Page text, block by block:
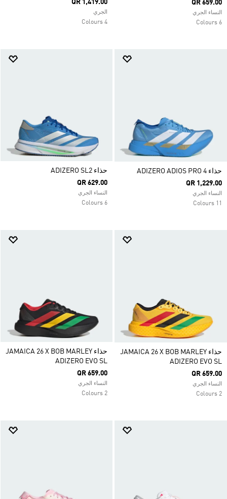
QR 659.00
النساء الجري
6 Colours
QR 1,419.00
الجري
4 Colours
حذاء ADIZERO ADIOS PRO 4
QR 1,229.00
النساء الجري
11 Colours
حذاء ADIZERO SL2
QR 629.00
النساء الجري
6 Colours
حذاء JAMAICA 26 X BOB MARLEY
ADIZERO EVO SL
QR 659.00
النساء الجري
2 Colours
حذاء JAMAICA 26 X BOB MARLEY
ADIZERO EVO SL
QR 659.00
النساء الجري
2 Colours